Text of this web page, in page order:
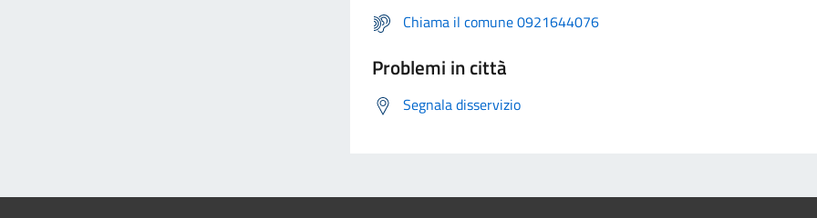
Chiama il comune 0921644076
Problemi in città
Segnala disservizio